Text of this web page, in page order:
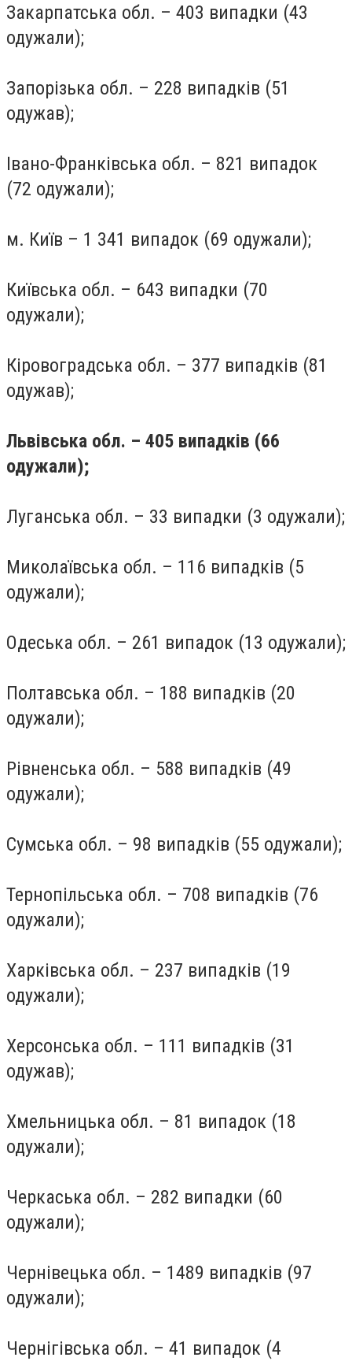
Закарпатська обл. – 403 випадки (43
одужали);
Запорізька обл. – 228 випадків (51
одужав);
Івано-Франківська обл. – 821 випадок
(72 одужали);
м. Київ – 1 341 випадок (69 одужали);
Київська обл. – 643 випадки (70
одужали);
Кіровоградська обл. – 377 випадків (81
одужав);
Львівська обл. – 405 випадків (66
одужали);
Луганська обл. – 33 випадки (3 одужали);
Миколаївська обл. – 116 випадків (5
одужали);
Одеська обл. – 261 випадок (13 одужали);
Полтавська обл. – 188 випадків (20
одужали);
Рівненська обл. – 588 випадків (49
одужали);
Сумська обл. – 98 випадків (55 одужали);
Тернопільська обл. – 708 випадків (76
одужали);
Харківська обл. – 237 випадків (19
одужали);
Херсонська обл. – 111 випадків (31
одужав);
Хмельницька обл. – 81 випадок (18
одужали);
Черкаська обл. – 282 випадки (60
одужали);
Чернівецька обл. – 1489 випадків (97
одужали);
Чернігівська обл. – 41 випадок (4